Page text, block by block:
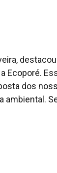
Ecoporé.
dos
ambiental.